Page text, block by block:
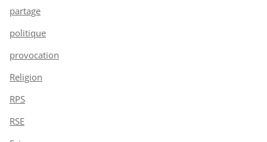
partage
politique
provocation
Religion
RPS
RSE